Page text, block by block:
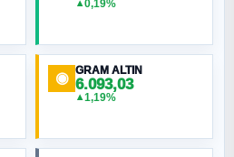
▲0,19%
◉ GRAM ALTIN
6.093,03
▲1,19%